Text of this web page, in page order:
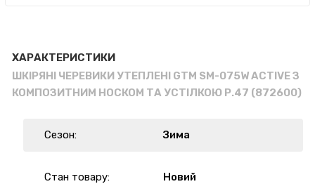
ХАРАКТЕРИСТИКИ
ШКІРЯНІ ЧЕРЕВИКИ УТЕПЛЕНІ GTM SM-075W ACTIVE З
КОМПОЗИТНИМ НОСКОМ ТА УСТІЛКОЮ Р.47 (872600)
Сезон: Зима
Стан товару: Новий